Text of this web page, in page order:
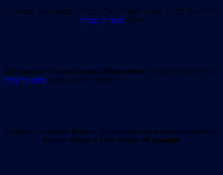
הדרך שלך בחיים תמשיך לפעום”: סמ”ר בוריס דונבצקי הובא למנוחות //
צילום:משה בן שמחון
Два нижних снимка Гидона Марковича. אביו של בוריס דונבצקי
ז”ל במהלך הלוויה, צילום: גדעון מרקוביץ
Снимки с похорон Бориса Дунавецкого на военном кладбище
Кирьят-Шауль в Тель-Авиве 20 декабря